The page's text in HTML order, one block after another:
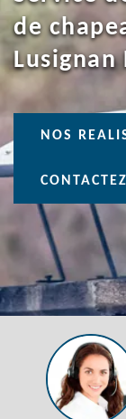
de
Lusignan
NOS